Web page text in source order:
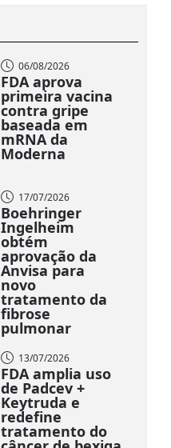
06/08/2026
FDA aprova
primeira vacina
contra gripe
baseada em
mRNA da
Moderna
17/07/2026
Boehringer
Ingelheim
obtém
aprovação da
Anvisa para
novo
tratamento da
fibrose
pulmonar
13/07/2026
FDA amplia uso
de Padcev +
Keytruda e
redefine
tratamento do